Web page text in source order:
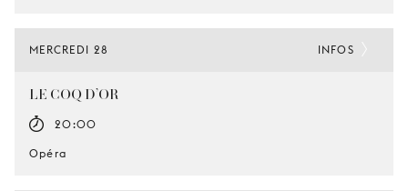
MERCREDI 28
LE COQ D’OR
20:00
Opéra
INFOS